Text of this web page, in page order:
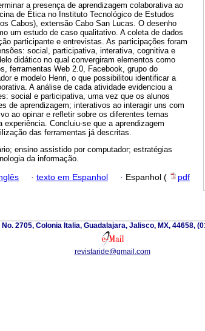
a presença de aprendizagem colaborativa ao
de Ética no Instituto Tecnológico de Estudos
Cabos), extensão Cabo San Lucas. O desenho
um estudo de caso qualitativo. A coleta de dados
participante e entrevistas. As participações foram
social, participativa, interativa, cognitiva e
didático no qual convergiram elementos como
ferramentas Web 2.0, Facebook, grupo do
e modelo Henri, o que possibilitou identificar a
A análise de cada atividade evidenciou a
social e participativa, uma vez que os alunos
de aprendizagem; interativos ao interagir uns com
ao opinar e refletir sobre os diferentes temas
Concluiu-se que a aprendizagem
das ferramentas já descritas.
ensino assistido por computador; estratégias
da informação.
· texto em Espanhol · Espanhol (
pdf
2705, Colonia Italia, Guadalajara, Jalisco, MX, 44658,
revistaride@gmail.com